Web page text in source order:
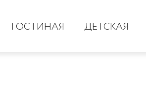
ГОСТИНАЯ ДЕТСКАЯ